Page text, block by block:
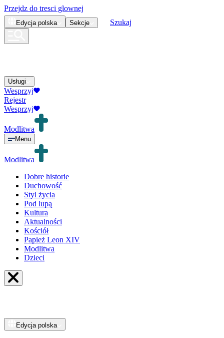
Przejdz do tresci glownej
Edycja polska Sekcje Szukaj
Usługi
Wesprzyj
Rejestr
Wesprzyj
Modlitwa
Menu
Modlitwa
Dobre historie
Duchowość
Styl życia
Pod lupą
Kultura
Aktualności
Kościół
Papież Leon XIV
Modlitwa
Dzieci
Edycja polska